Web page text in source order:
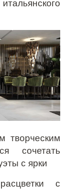
творческим
сочетать
c ярки
с